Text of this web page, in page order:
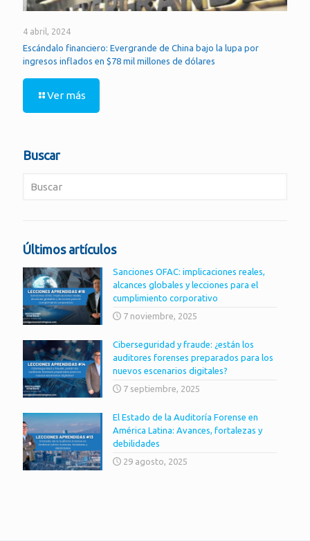
4 abril, 2024
Escándalo financiero: Evergrande de China bajo la lupa por
ingresos inflados en $78 mil millones de dólares
Ver más
Buscar
Últimos artículos
Sanciones OFAC: implicaciones reales,
alcances globales y lecciones para el
cumplimiento corporativo
7 noviembre, 2025
Ciberseguridad y fraude: ¿están los
auditores forenses preparados para los
nuevos escenarios digitales?
7 septiembre, 2025
El Estado de la Auditoría Forense en
América Latina: Avances, fortalezas y
debilidades
29 agosto, 2025